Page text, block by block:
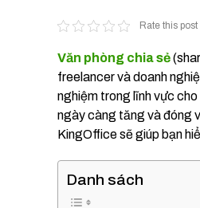
Rate this post
Văn phòng chia sẻ
freelancer và doanh
nghiệm trong lĩnh vực
ngày càng tăng và đóng
KingOffice sẽ giúp bạn
Danh sách